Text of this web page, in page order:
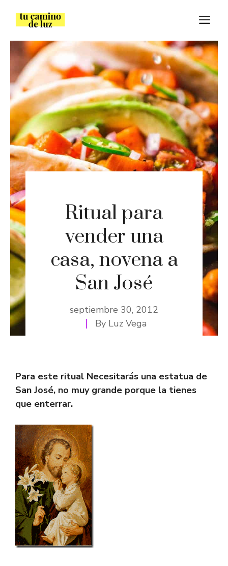
Ritual para
vender una
casa, novena a
San José
septiembre 30, 2012
By Luz Vega
Para este ritual Necesitarás una estatua de
San José, no muy grande porque la tienes
que enterrar.